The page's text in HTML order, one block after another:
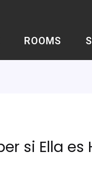
ROOMS
si Ella